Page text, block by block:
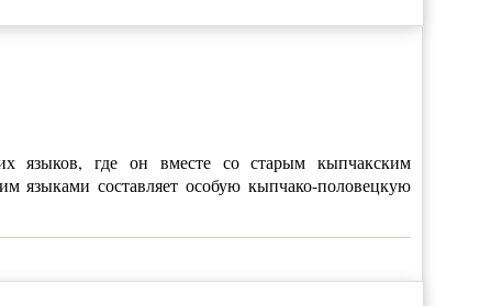
языков, где он вместе со старым кыпчакским
языками составляет особую кыпчако-половецкую